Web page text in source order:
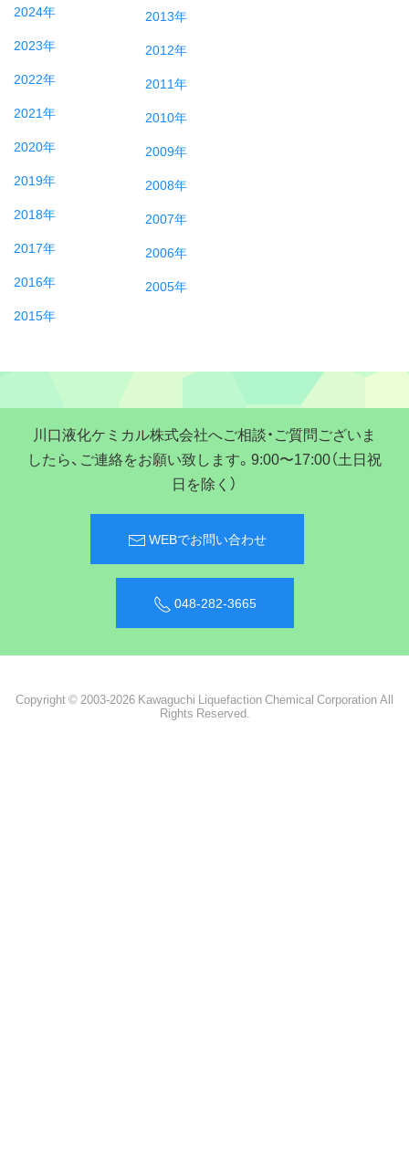
2024年
2023年
2022年
2021年
2020年
2019年
2018年
2017年
2016年
2015年
2013年
2012年
2011年
2010年
2009年
2008年
2007年
2006年
2005年
川口液化ケミカル株式会社へご相談・ご質問ございま
したら、ご連絡をお願い致します。9:00〜17:00（土日祝
日を除く）
WEBでお問い合わせ
048-282-3665
Copyright © 2003-2026 Kawaguchi Liquefaction Chemical Corporation All
Rights Reserved.